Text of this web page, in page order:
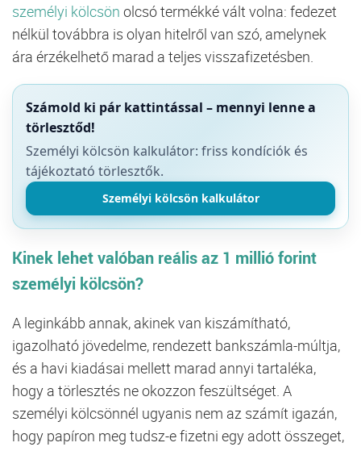
személyi kölcsön olcsótermékkévált volna: fedezet
nélkül továbbra is olyan hitelről van szó, amelynek
ára érzékelhető marad a teljes visszafizetésben.
Számold ki pár kattintással – mennyi lenne a
törlesztőd!
Személyi kölcsön kalkulátor: friss kondíciók és
tájékoztató törlesztők.
Személyi kölcsön kalkulátor
Kinek lehetvalóban reálisaz 1 millióforint
személyi kölcsön?
A leginkább annak, akinek van kiszámítható,
igazolható jövedelme, rendezett bankszámla-múltja,
és a havi kiadásai mellett marad annyi tartaléka,
hogy a törlesztés neokozzon feszültséget. A
személyi kölcsönnél ugyanis nem az számít igazán,
hogy papíron meg tudsz-efizetni egy adott összeget,